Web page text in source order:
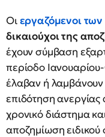
Οιεργαζόμενοι
δικαιούχοι της
έχουν σύμβαση
περίοδο
έλαβαν ή λαμβάνουν
επιδότηση ανεργίας
χρονικό διάστημα
αποζημίωση